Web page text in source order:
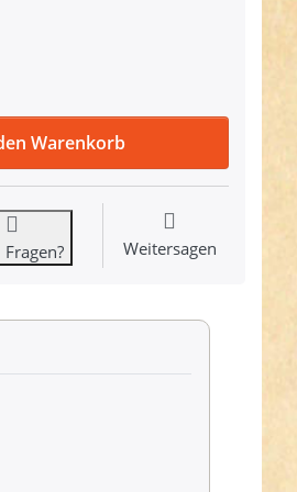
18mm breit - bunter Mix -
Warenkorb
Fragen? Weitersagen